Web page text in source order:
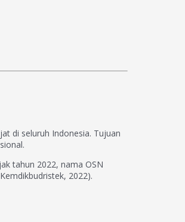
di seluruh Indonesia. Tujuan
tahun 2022, nama OSN
2022).